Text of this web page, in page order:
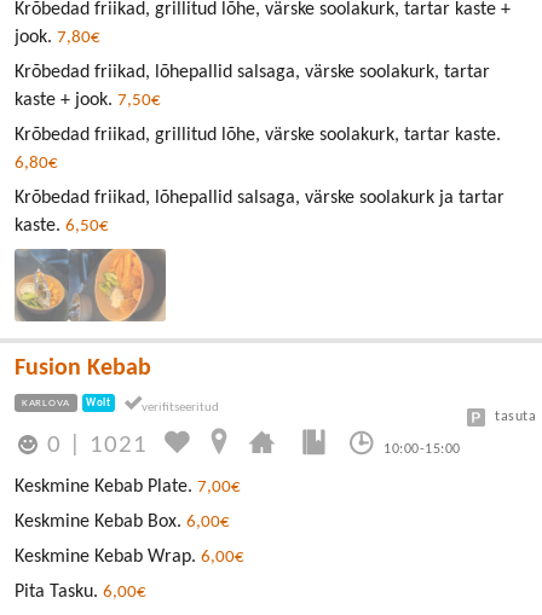
Krõbedad friikad, grillitud lõhe, värske soolakurk, tartar kaste +
jook. 7,80€
Krõbedad friikad, lõhepallid salsaga, värske soolakurk, tartar
kaste + jook. 7,50€
Krõbedad friikad, grillitud lõhe, värske soolakurk, tartar kaste.
6,80€
Krõbedad friikad, lõhepallid salsaga, värske soolakurk ja tartar
kaste. 6,50€
Fusion Kebab
KARLOVA Wolt
0 1021 10:00-15:00
tasuta
Keskmine Kebab Plate. 7,00€
Keskmine Kebab Box. 6,00€
Keskmine Kebab Wrap. 6,00€
Pita Tasku. 6,00€